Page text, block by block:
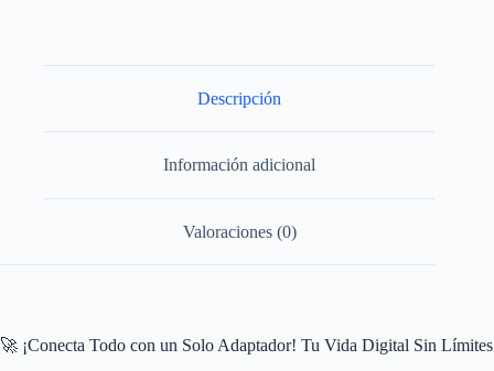
Descripción
Información adicional
Valoraciones (0)
🚀 ¡Conecta Todo con un Solo Adaptador! Tu Vida Digital Sin Límites